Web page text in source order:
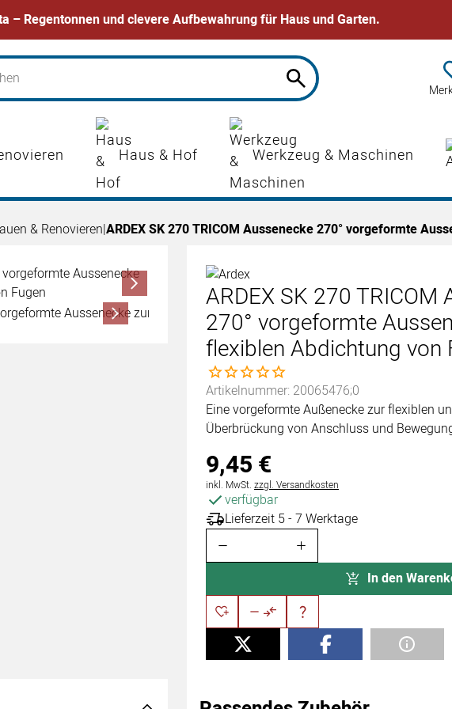
– Regentonnen und clevere Aufbewahrung für Haus und Garten.
Haus & Hof Werkzeug & Maschinen
& Renovieren|ARDEX SK 270 TRICOM Aussenecke 270° vorgeformte
ARDEX SK 270 TRICOM
270° vorgeformte
flexiblen Abdichtung von
Noch keine Bewertungen abgegeben
Artikelnummer: 20065476;0
Eine vorgeformte Außenecke zur flexiblen
Überbrückung von Anschluss und
9,45 €
Steuerhinweis:
inkl. MwSt. zzgl. Versandkosten
verfügbar
Lieferzeit 5 - 7 Werktage
In den